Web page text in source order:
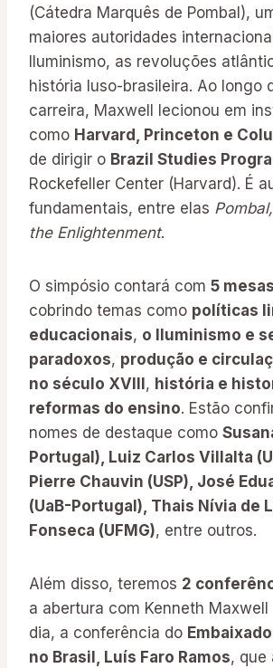
(Cátedra Marquês de Pombal),
maiores autoridades
Iluminismo, as revoluções
história luso-brasileira. Ao longo
carreira, Maxwell lecionou em
como Harvard, Princeton e
de dirigir o Brazil Studies
Rockefeller Center (Harvard). É
fundamentais, entre elas
the Enlightenment.
O simpósio contará com 5
cobrindo temas como políticas
educacionais, o Iluminismo e
paradoxos, produção e
no século XVIII , história e
reformas do ensino. Estão
nomes de destaque como
Portugal), Luiz Carlos Villalta
Pierre Chauvin (USP), José
(UaB-Portugal), Thais Nívia de
Fonseca (UFMG), entre outros.
Além disso, teremos 2
a abertura com Kenneth
dia, a conferência do
no Brasil, Luís Faro Ramos, que